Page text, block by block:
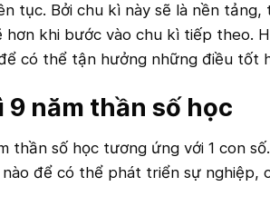
tục. Bởi chu kì này sẽ là nền
hơn khi bước vào chu kì tiếp theo.
có thể tận hưởng những điều tốt
năm thần số học
thần số học tương ứng với 1 con
để có thể phát triển sự nghiệp,